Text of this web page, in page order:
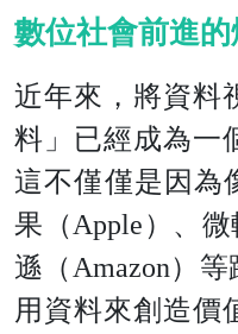
數位社會前進
近年來，將資料
料」已經成為一
這不僅僅是因為
果（Apple）、
遜（Amazon）
用資料來創造價